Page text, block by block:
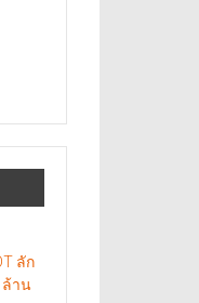
ลัก
ล้าน